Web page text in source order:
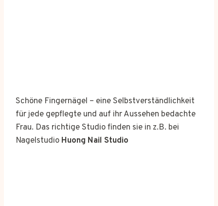
Schöne Fingernägel – eine Selbstverständlichkeit
für jede gepflegte und auf ihr Aussehen bedachte
Frau. Das richtige Studio finden sie in z.B. bei
Nagelstudio Huong Nail Studio